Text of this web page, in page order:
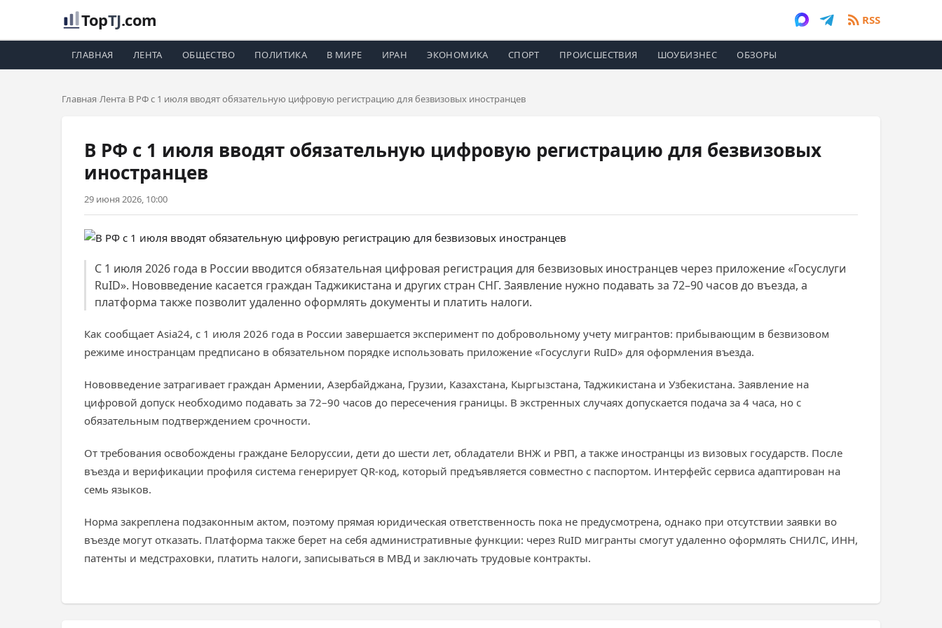
TopTJ.com RSS
ГЛАВНАЯ ЛЕНТА ОБЩЕСТВО ПОЛИТИКА В МИРЕ ИРАН ЭКОНОМИКА СПОРТ ПРОИСШЕСТВИЯ ШОУБИЗНЕС ОБЗОРЫ
Главная Лента В РФ с 1 июля вводят обязательную цифровую регистрацию для безвизовых иностранцев
В РФ с 1 июля вводят обязательную цифровую регистрацию для безвизовых
иностранцев
29 июня 2026, 10:00
С 1 июля 2026 года в России вводится обязательная цифровая регистрация для безвизовых иностранцев через приложение «Госуслуги
RuID». Нововведение касается граждан Таджикистана и других стран СНГ. Заявление нужно подавать за 72–90 часов до въезда, а
платформа также позволит удаленно оформлять документы и платить налоги.
Как сообщает Asia24, с 1 июля 2026 года в России завершается эксперимент по добровольному учету мигрантов: прибывающим в безвизовом
режиме иностранцам предписано в обязательном порядке использовать приложение «Госуслуги RuID» для оформления въезда.
Нововведение затрагивает граждан Армении, Азербайджана, Грузии, Казахстана, Кыргызстана, Таджикистана и Узбекистана. Заявление на
цифровой допуск необходимо подавать за 72–90 часов до пересечения границы. В экстренных случаях допускается подача за 4 часа, но с
обязательным подтверждением срочности.
От требования освобождены граждане Белоруссии, дети до шести лет, обладатели ВНЖ и РВП, а также иностранцы из визовых государств. После
въезда и верификации профиля система генерирует QR-код, который предъявляется совместно с паспортом. Интерфейс сервиса адаптирован на
семь языков.
Норма закреплена подзаконным актом, поэтому прямая юридическая ответственность пока не предусмотрена, однако при отсутствии заявки во
въезде могут отказать. Платформа также берет на себя административные функции: через RuID мигранты смогут удаленно оформлять СНИЛС, ИНН,
патенты и медстраховки, платить налоги, записываться в МВД и заключать трудовые контракты.